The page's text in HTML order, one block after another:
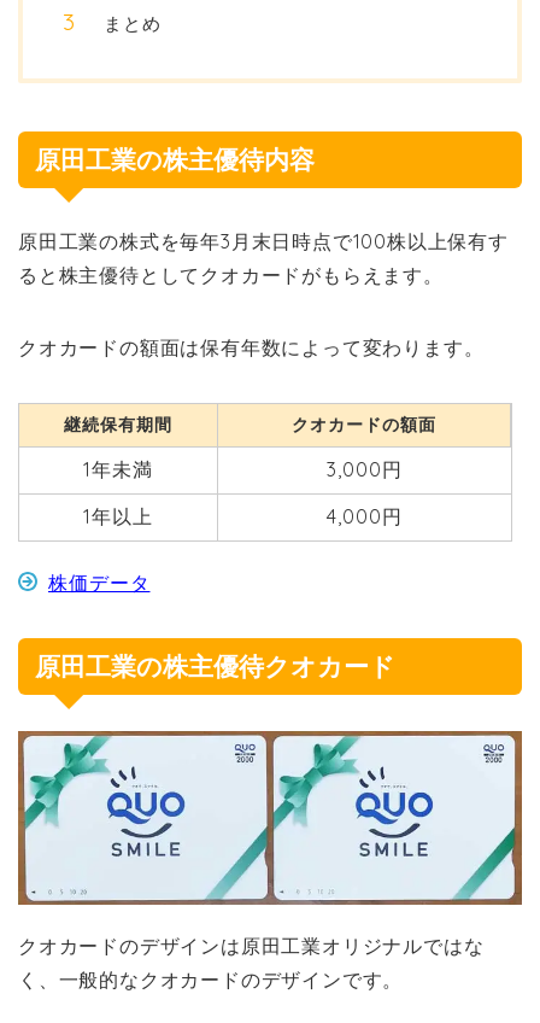
まとめ
原田工業の株主優待内容
原田工業の株式を毎年3月末日時点で100株以上保有す
ると株主優待としてクオカードがもらえます。
クオカードの額面は保有年数によって変わります。
継続保有期間 クオカードの額面
1年未満
3,000円
1年以上
4,000円
株価データ
原田工業の株主優待クオカード
クオカードのデザインは原田工業オリジナルではな
く、一般的なクオカードのデザインです。